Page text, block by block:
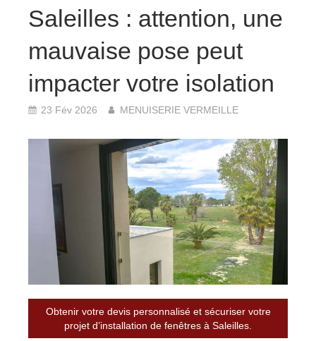
Saleilles : attention, une
mauvaise pose peut
impacter votre isolation
23 Fév 2026 MENUISERIE VERMEILLE
Obtenir votre devis personnalisé et sécuriser votre
projet d’installation de fenêtres à Saleilles.